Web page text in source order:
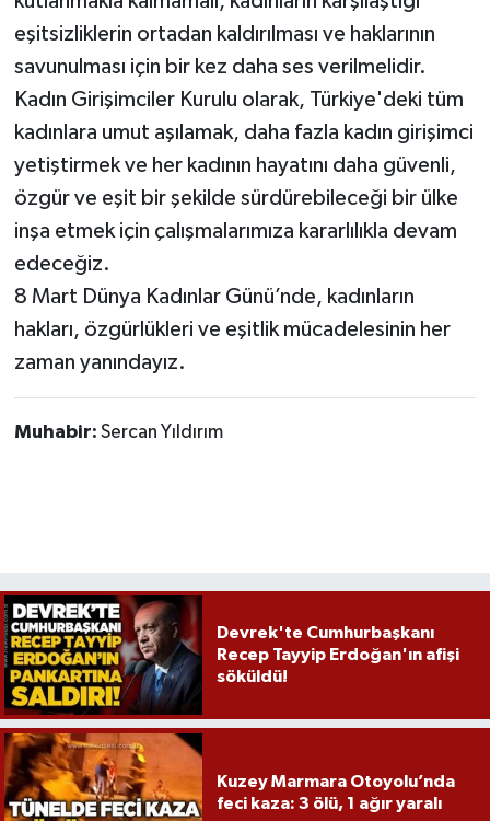
eşitsizliklerin ortadan kaldırılması ve haklarının
savunulması için bir kez daha ses verilmelidir.
Kadın Girişimciler Kurulu olarak, Türkiye'deki tüm
kadınlara umut aşılamak, daha fazla kadın girişimci
yetiştirmek ve her kadının hayatını daha güvenli,
özgür ve eşit bir şekilde sürdürebileceği bir ülke
inşa etmek için çalışmalarımıza kararlılıkla devam
edeceğiz.
8 Mart Dünya Kadınlar Günü’nde, kadınların
hakları, özgürlükleri ve eşitlik mücadelesinin her
zaman yanındayız.
Muhabir: Sercan Yıldırım
Devrek'te Cumhurbaşkanı
Recep Tayyip Erdoğan'ın afişi
söküldü!
Kuzey Marmara Otoyolu’nda
feci kaza: 3 ölü, 1 ağır yaralı